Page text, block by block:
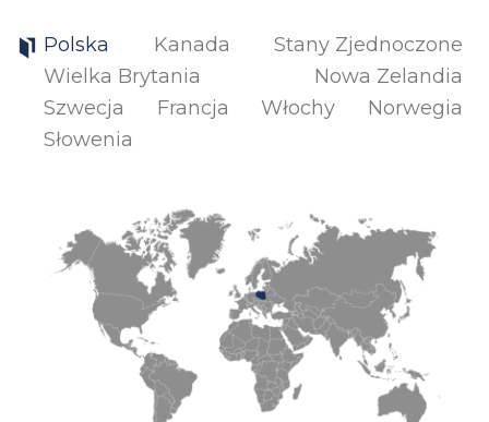
Polska Kanada
Stany Zjednoczone
Wielka Brytania
Nowa Zelandia
Szwecja
Francja Włochy
Norwegia
Słowenia